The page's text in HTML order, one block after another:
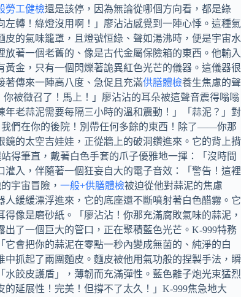
勞工健檢還是該停，因為無論從哪個方向看，都是綠
轉！綠燈沒用啊！」廖沾沾感覺到一陣心悸。這種氣
的氣味籠罩，且燈號恒綠、聲如湯沸時，便是宇宙水
著一個老舊的、像是古代金屬保險箱的東西。他輸入
金，只有一個閃爍著詭異紅色光芒的儀器。這儀器很
傳來一陣高八度、急促且充滿供膳體檢養生焦慮的聲
被徵召了！馬上！」廖沾沾的耳朵被這聲音震得嗡嗡
老蒜泥需要每隔三小時的溫和震動！」「蒜泥？」對
們在你的後院！別帶任何多餘的東西！除了——你那
的太空吉娃娃，正從牆上的破洞鑽進來。它的背上揹
得筆直，戴著白色手套的爪子優雅地一揮：「沒時間
入，伴隨著一個狂妄自大的電子音效：「警告！這裡
宇宙冒險， 一般+供膳體檢被迫從他對蒜泥的焦慮
人緩緩漂浮進來，它的底座還不斷噴射著白色醋霧。它
像是磨砂紙。「廖沾沾！你那充滿腐敗氣味的蒜泥，
了一個巨大的管口，正在聚積藍色光芒。K-999特務
會把你的蒜泥在零點一秒內變成無菌的、純淨的白
抓起了兩團麵皮。麵皮被他用氣功般的捏製手法，瞬
餃皮護盾」，薄韌而充滿彈性。藍色離子炮光束猛烈
延展性！完美！但撐不了太久！」K-999焦急地大